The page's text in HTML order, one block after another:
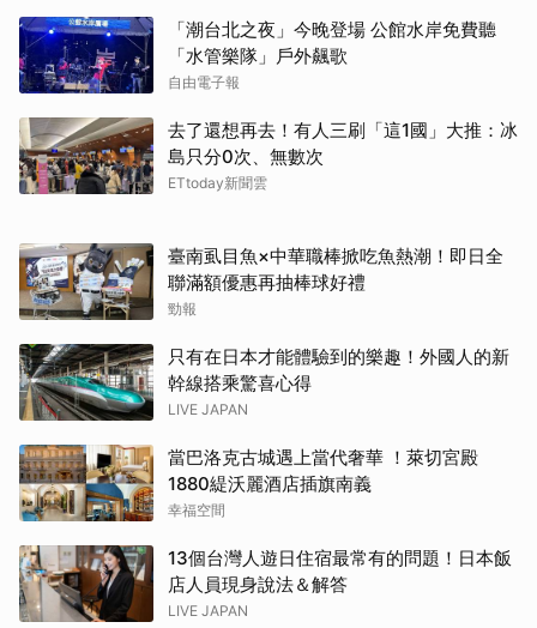
「潮台北之夜」今晚登場 公館水岸免費聽
「水管樂隊」戶外飆歌
自由電子報
去了還想再去！有人三刷「這1國」大推：冰
島只分0次、無數次
ETtoday新聞雲
臺南虱目魚×中華職棒掀吃魚熱潮！即日全
聯滿額優惠再抽棒球好禮
勁報
只有在日本才能體驗到的樂趣！外國人的新
幹線搭乘驚喜心得
LIVE JAPAN
當巴洛克古城遇上當代奢華 ！萊切宮殿
1880緹沃麗酒店插旗南義
幸福空間
13個台灣人遊日住宿最常有的問題！日本飯
店人員現身說法＆解答
LIVE JAPAN